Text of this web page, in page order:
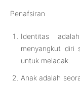
Penafsiran
Identitas
menyangkut diri
untuk melacak.
Anak adalah